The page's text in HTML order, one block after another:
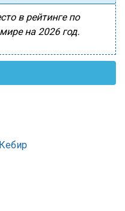
в рейтинге по
на 2026 год.